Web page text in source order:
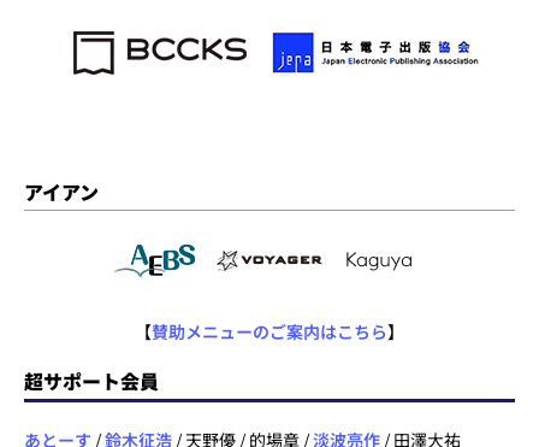
アイアン
【賛助メニューのご案内はこちら】
超サポート会員
あとーす /鈴木征浩 / 天野優 / 的場章 /淡波亮作 / 田澤大祐